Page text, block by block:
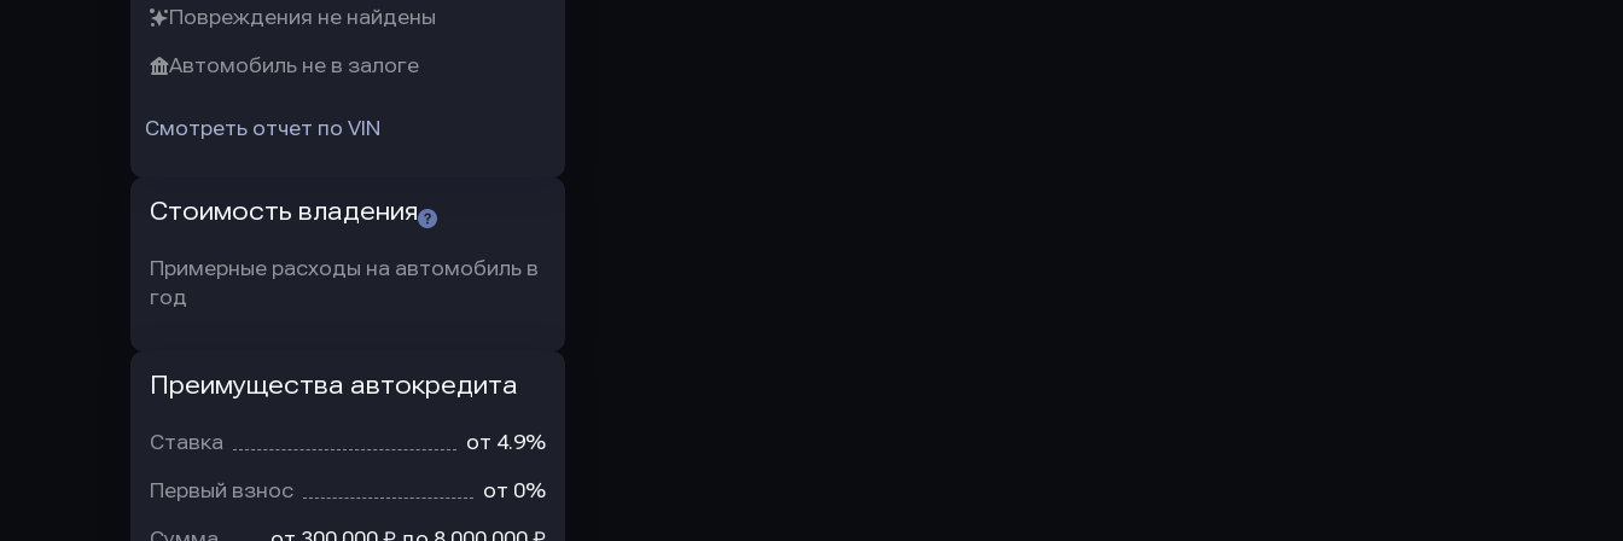
Повреждения не найдены
Автомобиль не в залоге
Смотреть отчет по VIN
Стоимость владения
Примерные расходы на автомобиль в
год
Преимущества автокредита
Ставка от 4.9%
Первый взнос от 0%